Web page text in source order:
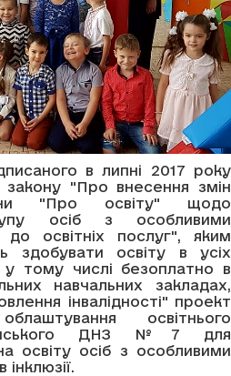
в липні 2017 року
закону "Про внесення змін
"Про освіту" щодо
осіб з особливими
до освітніх послуг", яким
здобувати освіту в усіх
у тому числі безоплатно в
навчальних закладах,
інвалідності" проект
освітнього
ДНЗ №7 для
освіту осіб з особливими